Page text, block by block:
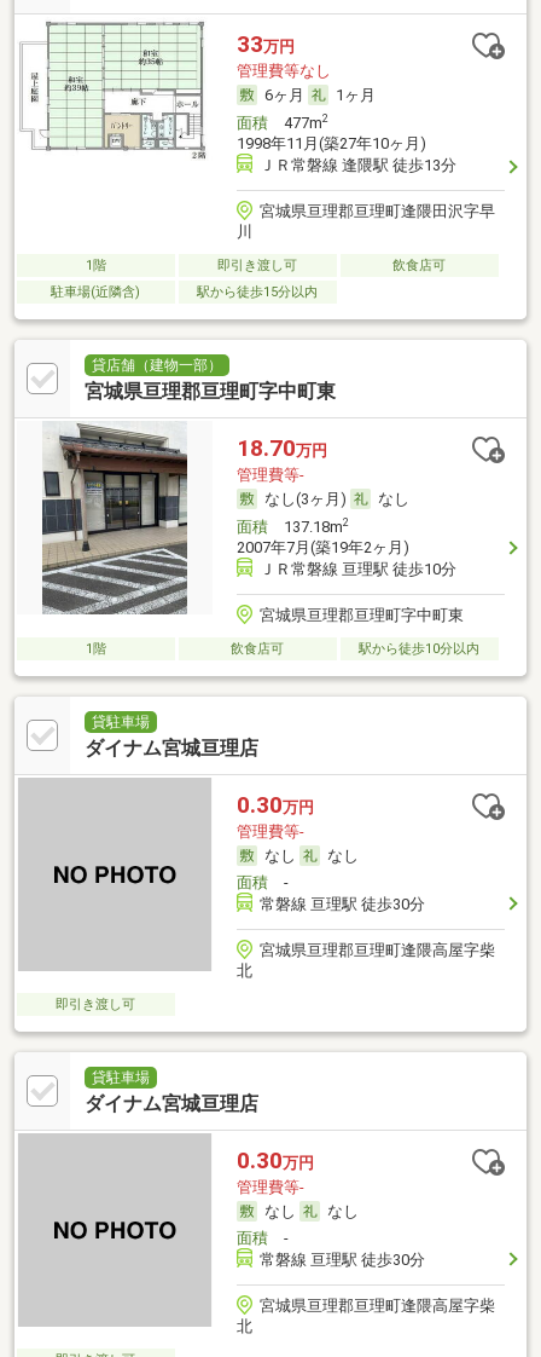
33万円
管理費等なし
6ヶ月
1ヶ月
面積477m2
1998年11月(築27年10ヶ月)
ＪＲ常磐線 逢隈駅 徒歩13分
宮城県亘理郡亘理町逢隈田沢字早
川
1階 即引き渡し可
飲食店可
駐車場(近隣含)
駅から徒歩15分以内
貸店舗（建物一部）
宮城県亘理郡亘理町字中町東
18.70万円
管理費等-
なし(3ヶ月)
なし
面積137.18m2
2007年7月(築19年2ヶ月)
ＪＲ常磐線 亘理駅 徒歩10分
宮城県亘理郡亘理町字中町東
1階 飲食店可 駅から徒歩10分以内
貸駐車場
ダイナム宮城亘理店
0.30万円
管理費等-
なし
なし
面積-
常磐線 亘理駅 徒歩30分
宮城県亘理郡亘理町逢隈高屋字柴
北
即引き渡し可
貸駐車場
ダイナム宮城亘理店
0.30万円
管理費等-
なし
なし
面積-
常磐線 亘理駅 徒歩30分
宮城県亘理郡亘理町逢隈高屋字柴
北